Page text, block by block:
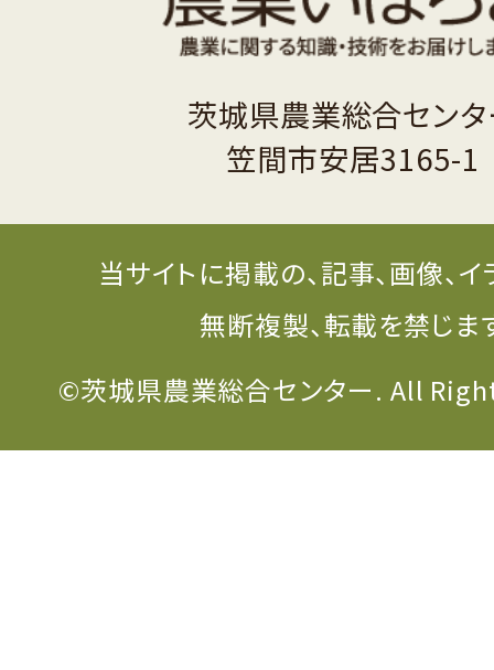
茨城県農業総合セン
笠間市安居3165-1
当サイトに掲載の、記事、画像、
無断複製、転載を禁じま
©茨城県農業総合センター. All